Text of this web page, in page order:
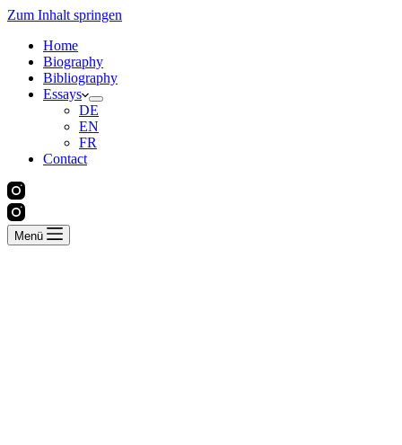
Zum Inhalt springen
Home
Biography
Bibliography
Essays
DE
EN
FR
Contact
Menü